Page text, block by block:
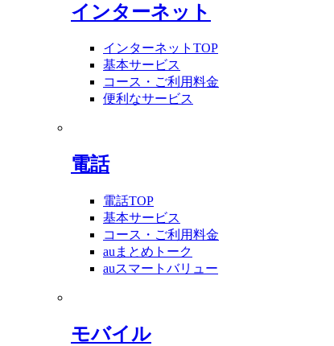
インターネット
インターネットTOP
基本サービス
コース・ご利用料金
便利なサービス
電話
電話TOP
基本サービス
コース・ご利用料金
auまとめトーク
auスマートバリュー
モバイル